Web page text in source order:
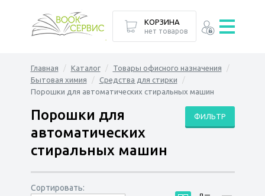
Главная Каталог
Товары офисного назначения
Бытовая химия
Средства для стирки
Порошки для автоматических стиральных машин
ФИЛЬТР
Порошки для
автоматических
стиральных машин
Сортировать:
КОРЗИНА
нет товаров